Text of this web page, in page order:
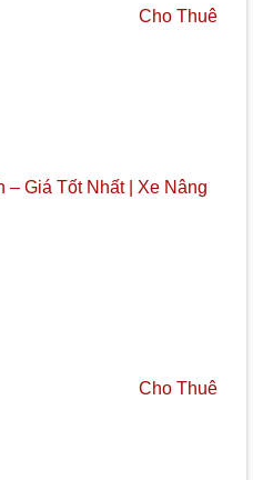
Cho Thuê
– Giá Tốt Nhất | Xe Nâng
Cho Thuê